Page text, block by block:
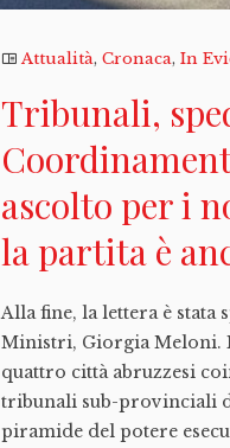
Attualità,Cronaca,In
Tribunali,
ascolto per i
la partita è
Alla fine, la lettera è
Ministri, Giorgia Meloni.
quattro città abruzzesi
tribunali sub-provinciali
piramide del potere